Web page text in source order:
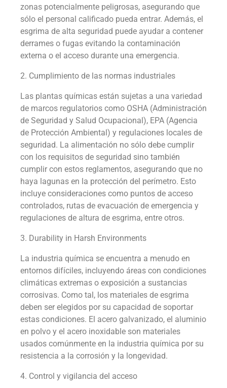
zonas potencialmente peligrosas, asegurando que
sólo el personal calificado pueda entrar. Además, el
esgrima de alta seguridad puede ayudar a contener
derrames o fugas evitando la contaminación
externa o el acceso durante una emergencia.
2. Cumplimiento de las normas industriales
Las plantas químicas están sujetas a una variedad
de marcos regulatorios como OSHA (Administración
de Seguridad y Salud Ocupacional), EPA (Agencia
de Protección Ambiental) y regulaciones locales de
seguridad. La alimentación no sólo debe cumplir
con los requisitos de seguridad sino también
cumplir con estos reglamentos, asegurando que no
haya lagunas en la protección del perímetro. Esto
incluye consideraciones como puntos de acceso
controlados, rutas de evacuación de emergencia y
regulaciones de altura de esgrima, entre otros.
3. Durability in Harsh Environments
La industria química se encuentra a menudo en
entornos difíciles, incluyendo áreas con condiciones
climáticas extremas o exposición a sustancias
corrosivas. Como tal, los materiales de esgrima
deben ser elegidos por su capacidad de soportar
estas condiciones. El acero galvanizado, el aluminio
en polvo y el acero inoxidable son materiales
usados comúnmente en la industria química por su
resistencia a la corrosión y la longevidad.
4. Control y vigilancia del acceso